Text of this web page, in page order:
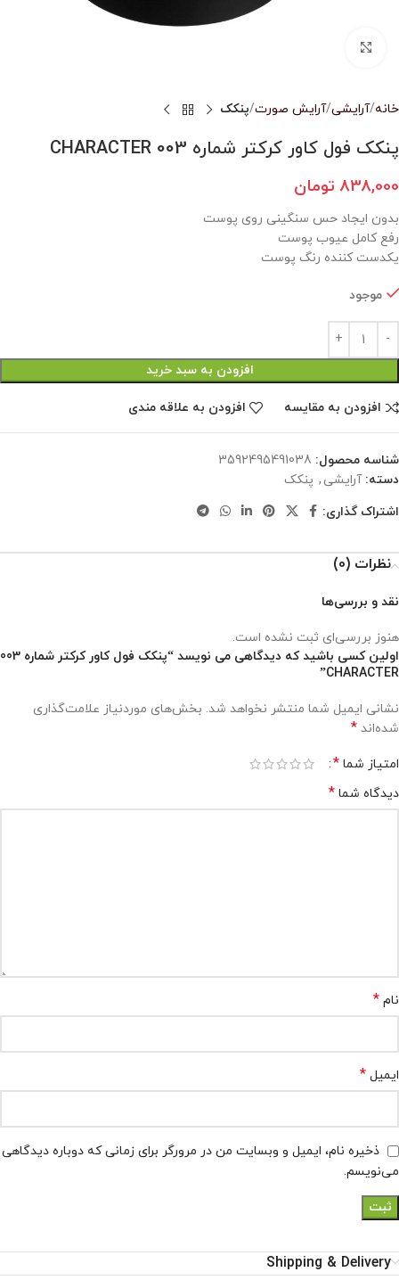
خانه آرایشی آرایش صورت پنکک
پنکک فول کاور کرکتر شماره 003 CHARACTER
838,000 تومان
بدون ایجاد حس سنگینی روی پوست
رفع کامل عیوب پوست
یکدست کننده رنگ پوست
موجود
افزودن به سبد خرید
افزودن به مقایسه افزودن به علاقه مندی
شناسه محصول: 3592495491038
دسته: آرایشی , پنکک
اشتراک گذاری:
نظرات (0)
نقد و بررسی‌ها
هنوز بررسی‌ای ثبت نشده است.
اولین کسی باشید که دیدگاهی می نویسد “پنکک فول کاور کرکتر شماره 003
CHARACTER”
نشانی ایمیل شما منتشر نخواهد شد. بخش‌های موردنیاز علامت‌گذاری
شده‌اند *
امتیاز شما *
دیدگاه شما *
نام *
ایمیل *
ذخیره نام، ایمیل و وبسایت من در مرورگر برای زمانی که دوباره دیدگاهی
می‌نویسم.
Shipping & Delivery